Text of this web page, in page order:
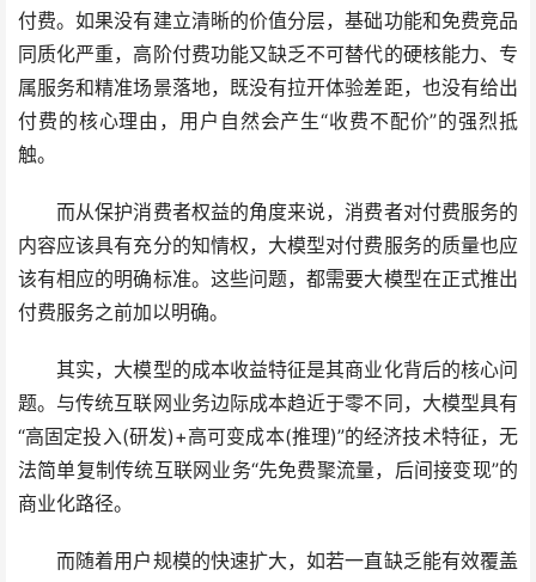
付费。如果没有建立清晰的价值分层，基础功能和免费竞品
同质化严重，高阶付费功能又缺乏不可替代的硬核能力、专
属服务和精准场景落地，既没有拉开体验差距，也没有给出
付费的核心理由，用户自然会产生“收费不配价”的强烈抵
触。
而从保护消费者权益的角度来说，消费者对付费服务的
内容应该具有充分的知情权，大模型对付费服务的质量也应
该有相应的明确标准。这些问题，都需要大模型在正式推出
付费服务之前加以明确。
其实，大模型的成本收益特征是其商业化背后的核心问
题。与传统互联网业务边际成本趋近于零不同，大模型具有
“高固定投入(研发)+高可变成本(推理)”的经济技术特征，无
法简单复制传统互联网业务“先免费聚流量，后间接变现”的
商业化路径。
而随着用户规模的快速扩大，如若一直缺乏能有效覆盖